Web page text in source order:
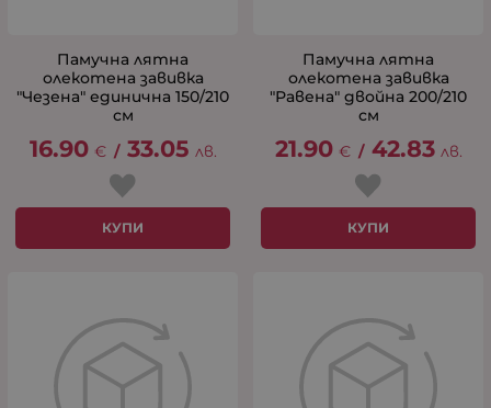
Памучна лятна
олекотена завивка
"Чезена" единична 150/210
см
16.90 € / 33.05 лв.
КУПИ
Памучна лятна
олекотена завивка
"Равена" двойна 200/210
см
21.90 € / 42.83 лв.
КУПИ